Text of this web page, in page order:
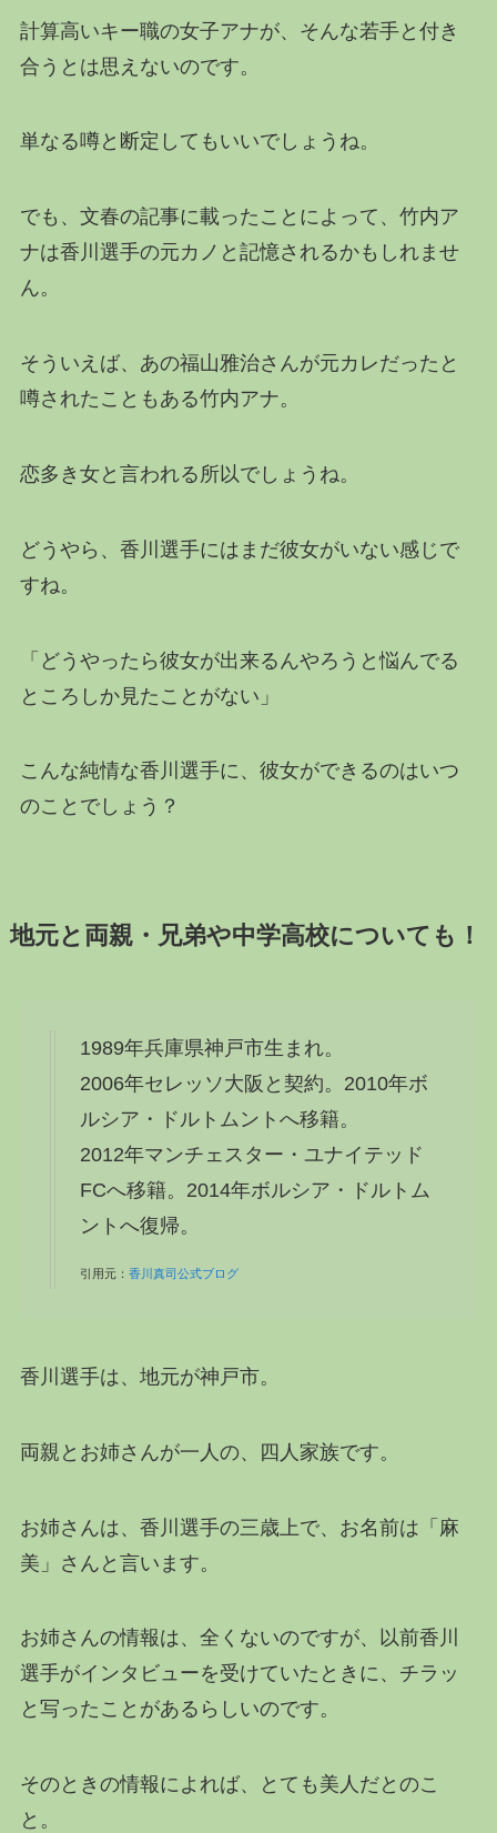
計算高いキー職の女子アナが、そんな若手と付き
合うとは思えないのです。
単なる噂と断定してもいいでしょうね。
でも、文春の記事に載ったことによって、竹内ア
ナは香川選手の元カノと記憶されるかもしれませ
ん。
そういえば、あの福山雅治さんが元カレだったと
噂されたこともある竹内アナ。
恋多き女と言われる所以でしょうね。
どうやら、香川選手にはまだ彼女がいない感じで
すね。
「どうやったら彼女が出来るんやろうと悩んでる
ところしか見たことがない」
こんな純情な香川選手に、彼女ができるのはいつ
のことでしょう？
地元と両親・兄弟や中学高校についても！
1989年兵庫県神戸市生まれ。
2006年セレッソ大阪と契約。2010年ボ
ルシア・ドルトムントへ移籍。
2012年マンチェスター・ユナイテッド
FCへ移籍。2014年ボルシア・ドルトム
ントへ復帰。
引用元： 香川真司公式ブログ
香川選手は、地元が神戸市。
両親とお姉さんが一人の、四人家族です。
お姉さんは、香川選手の三歳上で、お名前は「麻
美」さんと言います。
お姉さんの情報は、全くないのですが、以前香川
選手がインタビューを受けていたときに、チラッ
と写ったことがあるらしいのです。
そのときの情報によれば、とても美人だとのこ
と。